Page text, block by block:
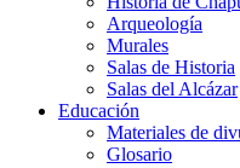
Arqueología
Murales
Salas de Historia
Salas del Alcázar
Educación
Materiales de
Glosario